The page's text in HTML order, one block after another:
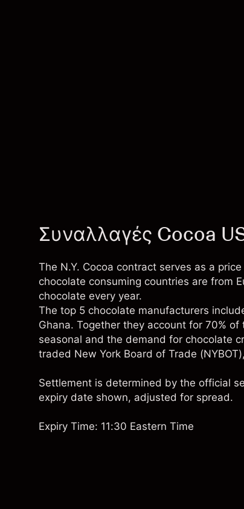
Συναλλαγές Cocoa
The N.Y. Cocoa contract serves as a
chocolate consuming countries are from
chocolate every year.
The top 5 chocolate manufacturers
Ghana. Together they account for 70%
seasonal and the demand for chocolate
traded New York Board of Trade
Settlement is determined by the official
expiry date shown, adjusted for spread.
Expiry Time: 11:30 Eastern Time